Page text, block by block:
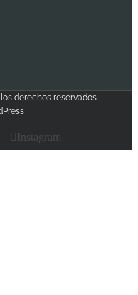
derechos reservados |
Instagram